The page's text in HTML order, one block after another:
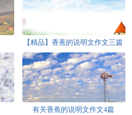
【精品】香蕉的说明文作文三篇
有关香蕉的说明文作文4篇